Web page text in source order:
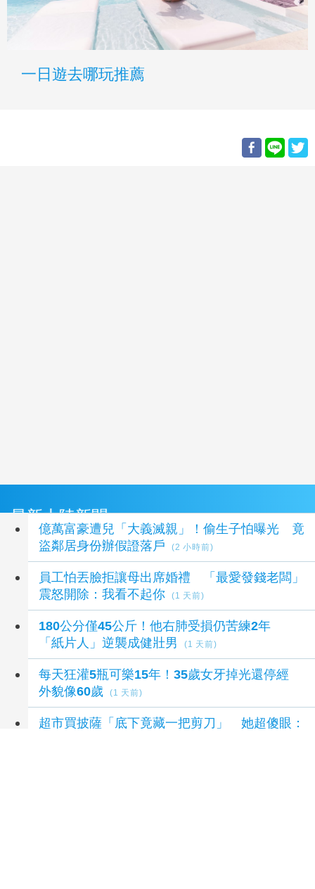
一日遊去哪玩推薦
最新大陸新聞
億萬富豪遭兒「大義滅親」！偷生子怕曝光 竟
盜鄰居身份辦假證落戶
(2 小時前)
員工怕丟臉拒讓母出席婚禮 「最愛發錢老闆」
震怒開除：我看不起你
(1 天前)
180公分僅45公斤！他右肺受損仍苦練2年
「紙片人」逆襲成健壯男
(1 天前)
每天狂灌5瓶可樂15年！35歲女牙掉光還停經
外貌像60歲
(1 天前)
超市買披薩「底下竟藏一把剪刀」 她超傻眼：